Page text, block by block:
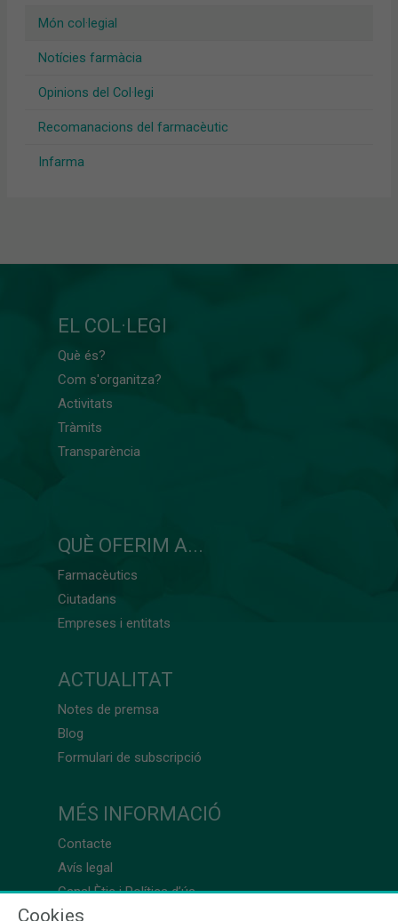
Món col·legial
Notícies farmàcia
Opinions del Col·legi
Recomanacions del farmacèutic
Infarma
EL COL·LEGI
Què és?
Com s'organitza?
Activitats
Tràmits
Transparència
QUÈ OFERIM A...
Farmacèutics
Ciutadans
Empreses i entitats
ACTUALITAT
Notes de premsa
Blog
Formulari de subscripció
MÉS INFORMACIÓ
Contacte
Avís legal
Canal Ètic i Política d’ús
Cookies